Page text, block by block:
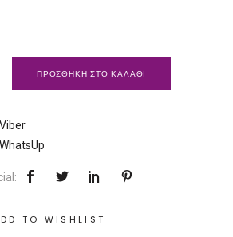
ΠΡΟΣΘΗΚΗ ΣΤΟ ΚΑΛΑΘΙ
TO WISHLIST